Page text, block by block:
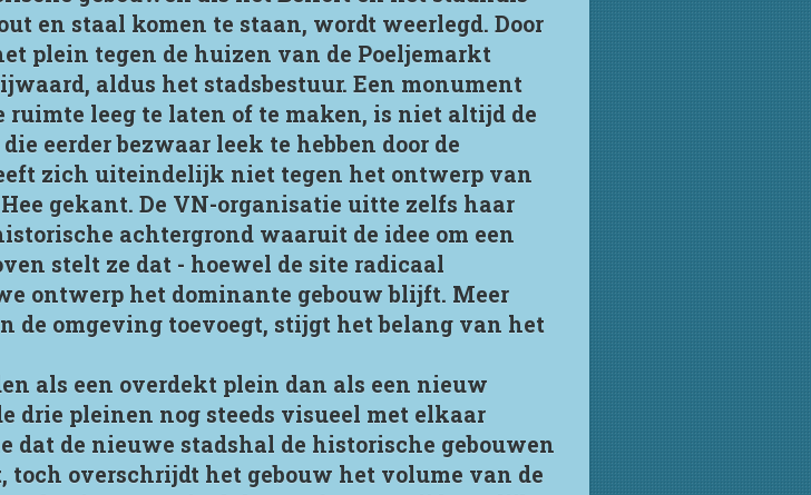
en staal komen te staan, wordt weerlegd. Door
plein tegen de huizen van de Poeljemarkt
aldus het stadsbestuur. Een monument
leeg te laten of te maken, is niet altijd de
eerder bezwaar leek te hebben door de
zich uiteindelijk niet tegen het ontwerp van
gekant. De VN-organisatie uitte zelfs haar
achtergrond waaruit de idee om een
stelt ze dat - hoewel de site radicaal
ontwerp het dominante gebouw blijft. Meer
de omgeving toevoegt, stijgt het belang van het
als een overdekt plein dan als een nieuw
drie pleinen nog steeds visueel met elkaar
dat de nieuwe stadshal de historische gebouwen
overschrijdt het gebouw het volume van de